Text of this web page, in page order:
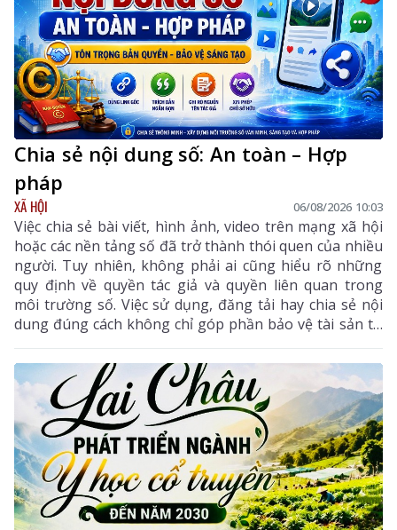
Chia sẻ nội dung số: An toàn – Hợp
pháp
XÃ HỘI 06/08/2026 10:03
Việc chia sẻ bài viết, hình ảnh, video trên mạng xã hội
hoặc các nền tảng số đã trở thành thói quen của nhiều
người. Tuy nhiên, không phải ai cũng hiểu rõ những
quy định về quyền tác giả và quyền liên quan trong
môi trường số. Việc sử dụng, đăng tải hay chia sẻ nội
dung đúng cách không chỉ góp phần bảo vệ tài sản trí
tuệ của tác giả, mà còn giúp mỗi cá nhân tránh những
vi phạm pháp luật khi tham gia không gian mạng.